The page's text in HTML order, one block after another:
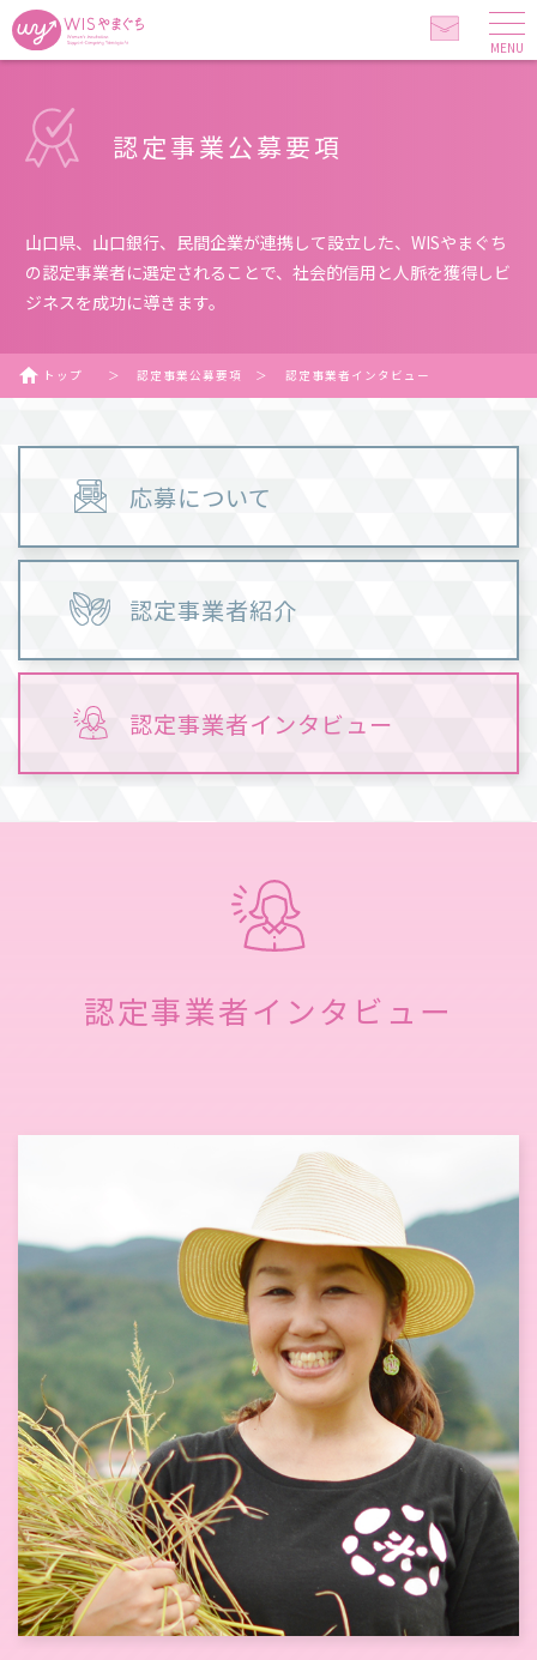
認定事業公募要項
山口県、山口銀行、民間企業が連携して設立した、WISやまぐち
の認定事業者に選定されることで、社会的信用と人脈を獲得しビ
ジネスを成功に導きます。
トップ ＞ 認定事業公募要項 ＞ 認定事業者インタビュー
応募について
認定事業者紹介
認定事業者インタビュー
認定事業者インタビュー
MENU